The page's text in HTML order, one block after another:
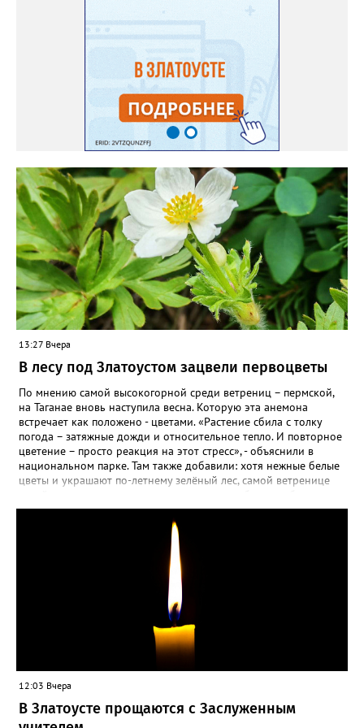
месяца, а место посадки - мульчировать мелкой корой. Семена
самосевом в ней отлично прорастают. Если иногда срезать
сухие цветы и стряхивать семена вокруг куртины, лаванда
весной прорастет сама. Ещё один секрет – этот символ
Прованса не любит «вкусную» почву. Добавляйте в посадочную
яму гравий и песок – требуется хороший дренаж. В первый год
Екатерина рекомендует цветы убирать, чтобы силы куста
пошли на наращивание корневой системы. А со второго года
пусть лаванда цветёт во всю силу! Фото: Екатерина Бойко,
специально для «Златоуст.инфо». Обсуждение новости здесь
ВКОНТАКТЕ https://vk.com/newszlatoust74
13:27 Вчера
В лесу под Златоустом зацвели первоцветы
По мнению самой высокогорной среди ветрениц – пермской,
на Таганае вновь наступила весна. Которую эта анемона
встречает как положено - цветами. «Растение сбила с толку
погода – затяжные дожди и относительное тепло. И повторное
цветение – просто реакция на этот стресс», - объяснили в
национальном парке. Там также добавили: хотя нежные белые
цветы и украшают по-летнему зелёный лес, самой ветренице
силы перед долгой зимовкой.
12:03 Вчера
В Златоусте прощаются с Заслуженным